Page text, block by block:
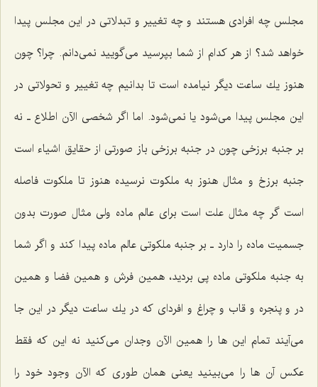
مجلس چه افرادى هستند و چه تغییر و تبدلاتى در این مجلس پیدا
خواهد شد؟ از هر كدام از شما بپرسید مى‌گویید نمى‌دانم. چرا؟ چون
هنوز یك ساعت دیگر نیامده است تا بدانیم چه تغییر و تحولاتى در
این مجلس پیدا مى‌شود یا نمى‌شود. اما اگر شخصى الآن اطلاع ـ نه
بر جنبه برزخى چون در جنبه برزخى باز صورتى از حقایق اشیاء است
جنبه برزخ و مثال هنوز به ملكوت نرسیده هنوز تا ملكوت فاصله
است گر چه مثال علت است براى عالم ماده ولى مثال صورت بدون
جسمیت ماده را دارد ـ بر جنبه ملكوتى عالم ماده پیدا كند و اگر شما
به جنبه ملكوتى ماده پى بردید، همین فرش و همین فضا و همین
در و پنجره و قاب و چراغ و افرداى كه در یك ساعت دیگر در این جا
مى‌آیند تمام این ها را همین الآن وجدان مى‌كنید نه این كه فقط
عكس آن ها را مى‌بینید یعنى همان طورى كه الآن وجود خود را